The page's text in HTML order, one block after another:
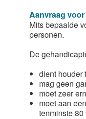
Aanvraag
Mits bepaalde
personen.
De
dient houder
mag geen
moet zeer
moet aan
tenminste